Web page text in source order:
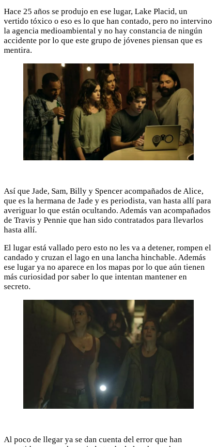
Hace 25 años se produjo en ese lugar, Lake Placid, un
vertido tóxico o eso es lo que han contado, pero no intervino
la agencia medioambiental y no hay constancia de ningún
accidente por lo que este grupo de jóvenes piensan que es
mentira.
Así que Jade, Sam, Billy y Spencer acompañados de Alice,
que es la hermana de Jade y es periodista, van hasta allí para
averiguar lo que están ocultando. Además van acompañados
de Travis y Pennie que han sido contratados para llevarlos
hasta allí.
El lugar está vallado pero esto no les va a detener, rompen el
candado y cruzan el lago en una lancha hinchable. Además
ese lugar ya no aparece en los mapas por lo que aún tienen
más curiosidad por saber lo que intentan mantener en
secreto.
Al poco de llegar ya se dan cuenta del error que han